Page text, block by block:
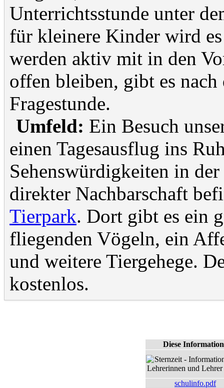
Unterrichtsstunde unter
für kleinere Kinder wird
werden aktiv mit in den
offen bleiben, gibt es
Fragestunde.
Umfeld: Ein Besuch
einen Tagesausflug ins
Sehenswürdigkeiten in
direkter Nachbarschaft
Tierpark. Dort gibt es ein
fliegenden Vögeln, ein
und weitere Tiergehege.
kostenlos.
Diese
schulinfo.pdf